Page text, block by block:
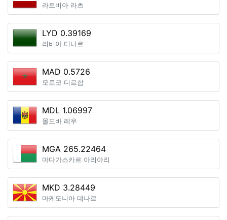
라트비아 라츠
LYD 0.39169
리비아 디나르
MAD 0.5726
모로코 디르함
MDL 1.06997
몰도바 레우
MGA 265.22464
마다가스카르 아리아리
MKD 3.28449
마케도니아 데나르